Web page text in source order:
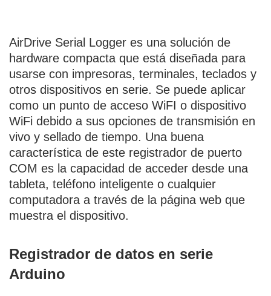
AirDrive Serial Logger es una solución de
hardware compacta que está diseñada para
usarse con impresoras, terminales, teclados y
otros dispositivos en serie. Se puede aplicar
como un punto de acceso WiFI o dispositivo
WiFi debido a sus opciones de transmisión en
vivo y sellado de tiempo. Una buena
característica de este registrador de puerto
COM es la capacidad de acceder desde una
tableta, teléfono inteligente o cualquier
computadora a través de la página web que
muestra el dispositivo.
Registrador de datos en serie
Arduino